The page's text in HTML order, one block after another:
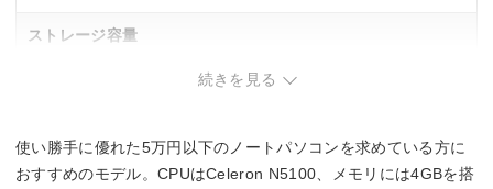
ストレージ容量
4GB
続きを見る
使い勝手に優れた5万円以下のノートパソコンを求めている方に
おすすめのモデル。CPUはCeleron N5100、メモリには4GBを搭